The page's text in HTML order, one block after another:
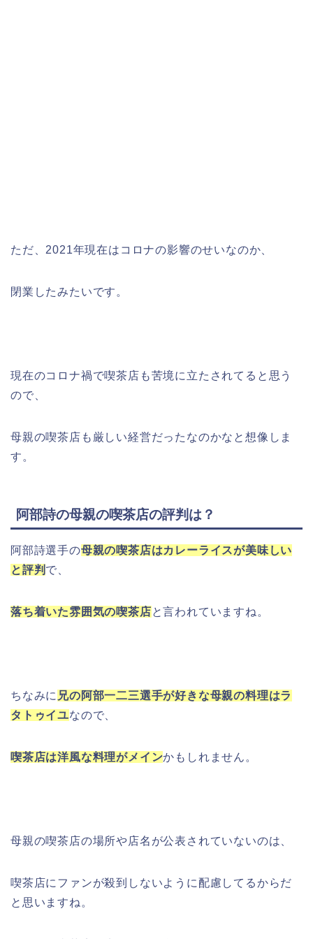
ただ、2021年現在はコロナの影響のせいなのか、
閉業したみたいです。
現在のコロナ禍で喫茶店も苦境に立たされてると思う
ので、
母親の喫茶店も厳しい経営だったなのかなと想像しま
す。
阿部詩の母親の喫茶店の評判は？
阿部詩選手の母親の喫茶店はカレーライスが美味しい
と評判 で、
落ち着いた雰囲気の喫茶店と言われていますね。
ちなみに 兄の阿部一二三選手が好きな母親の料理はラ
タトゥイユなので、
喫茶店は洋風な料理がメインかもしれません。
母親の喫茶店の場所や店名が公表されていないのは、
喫茶店にファンが殺到しないように配慮してるからだ
と思いますね。